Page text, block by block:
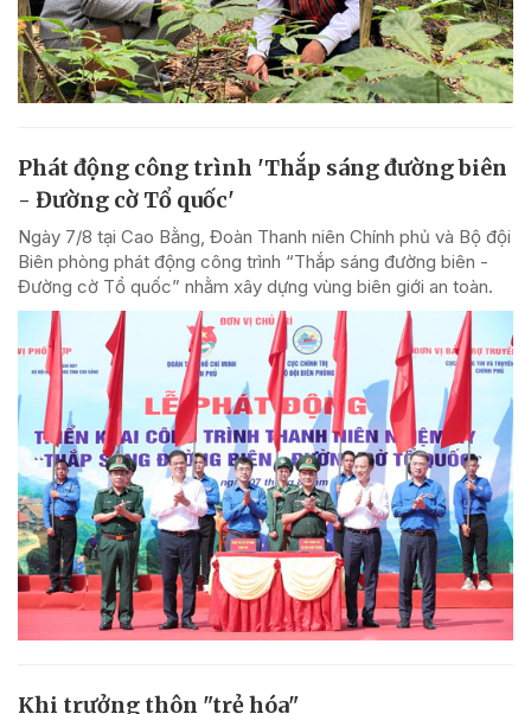
Phát động công trình 'Thắp sáng đường biên
- Đường cờ Tổ quốc'
Ngày 7/8 tại Cao Bằng, Đoàn Thanh niên Chính phủ và Bộ đội
Biên phòng phát động công trình “Thắp sáng đường biên -
Đường cờ Tổ quốc” nhằm xây dựng vùng biên giới an toàn.
Khi trưởng thôn "trẻ hóa"